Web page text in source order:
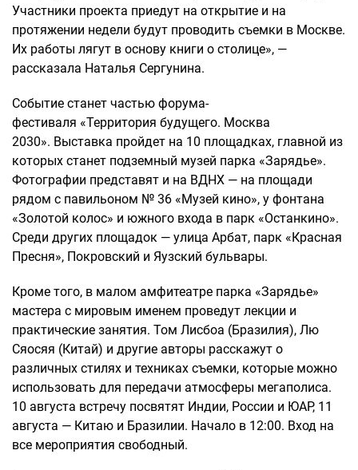
Участники проекта приедут на открытие и на
протяжении недели будут проводить съемки в Москве.
Их работы лягут в основу книги о столице», —
рассказала Наталья Сергунина.
Событие станет частью форума-
фестиваля «Территория будущего. Москва
2030». Выставка пройдет на 10 площадках, главной из
которых станет подземный музей парка «Зарядье».
Фотографии представят и на ВДНХ — на площади
рядом с павильоном № 36 «Музей кино», у фонтана
«Золотой колос» и южного входа в парк «Останкино».
Среди других площадок — улица Арбат, парк «Красная
Пресня», Покровский и Яузский бульвары.
Кроме того, в малом амфитеатре парка «Зарядье»
мастера с мировым именем проведут лекции и
практические занятия. Том Лисбоа (Бразилия), Лю
Сяосяя (Китай) и другие авторы расскажут о
различных стилях и техниках съемки, которые можно
использовать для передачи атмосферы мегаполиса.
10 августа встречу посвятят Индии, России и ЮАР, 11
августа — Китаю и Бразилии. Начало в 12:00. Вход на
все мероприятия свободный.